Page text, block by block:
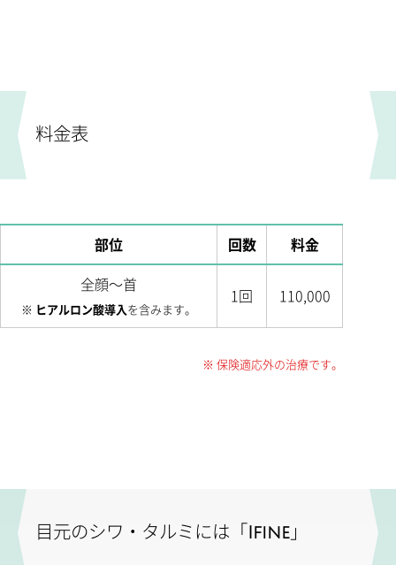
料金表
部位 回数
料金
全顔～首
※ ヒアルロン酸導入を含みます。
1回 110,000
※ 保険適応外の治療です。
目元のシワ・タルミには「 Ifine 」